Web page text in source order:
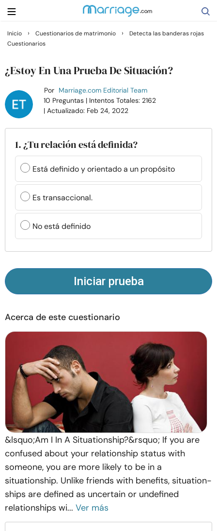
Buscar
Relaciones
Familia
Ayuda
Cursos
Recursos
Comunidad
Encuentra un terapeuta
Sobre nosotros Contáctanos Escríbenos
Publicidad con
© Copyright 2026. Todos los derechos reservados.
Inicio › Cuestionarios de matrimonio ›
Detecta las banderas rojas
Cuestionarios
¿Estoy En Una Prueba De Situación?
Por Marriage.com Editorial Team
10 Preguntas | Intentos Totales: 2162
| Actualizado: Feb 24, 2022
1. ¿Tu relación está definida?
Está definido y orientado a un propósito
Es transaccional.
No está definido
Iniciar prueba
Acerca de este cuestionario
&lsquo;Am I In A Situationship?&rsquo; If you are
confused about your relationship status with
someone, you are more likely to be in a
situationship. Unlike friends with benefits, situation-
ships are defined as uncertain or undefined
relationships wi... Ver más